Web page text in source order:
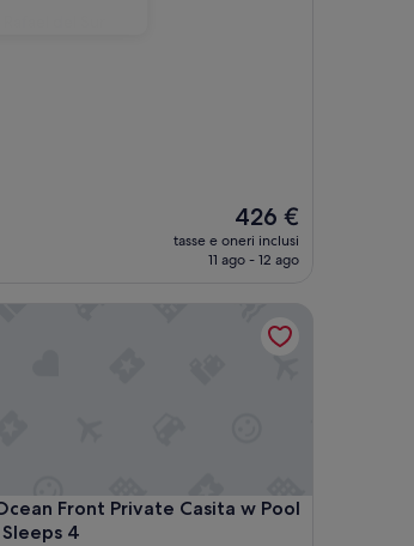
Il
prezzo
attuale
426 €
tasse e oneri inclusi
11 ago - 12 ago
4 Front Private Casita w Pool
Sleeps 4
Front Private Casita w Pool AC Sleeps 4